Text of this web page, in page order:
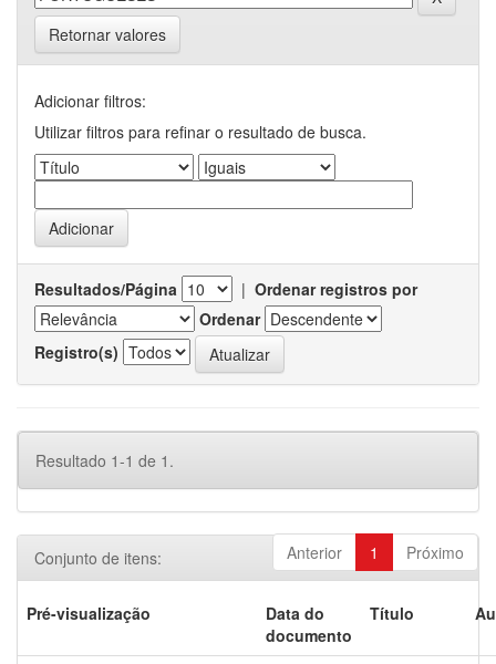
Retornar valores
Adicionar filtros:
Utilizar filtros para refinar o resultado de busca.
Resultados/Página | Ordenar registros por
Ordenar
Registro(s)
Resultado 1-1 de 1.
Anterior 1 Próximo
Conjunto de itens:
Pré-visualização
Data do
documento
Título